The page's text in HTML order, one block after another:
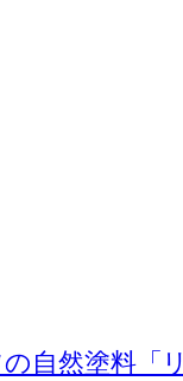
自然塗料「